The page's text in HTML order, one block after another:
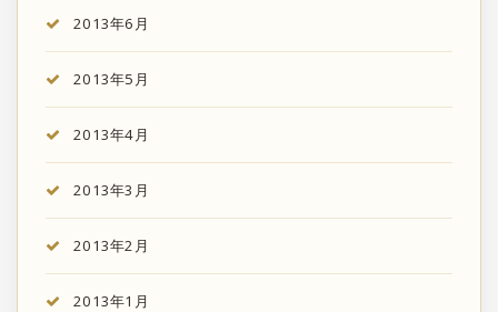
2013年6月
2013年5月
2013年4月
2013年3月
2013年2月
2013年1月